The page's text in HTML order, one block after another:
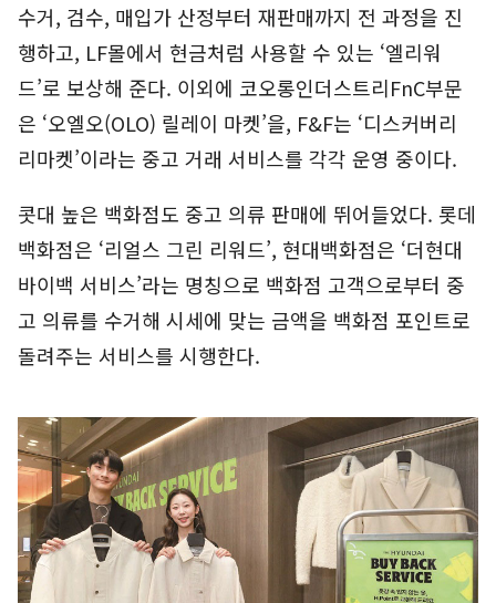
수거, 검수, 매입가 산정부터 재판매까지 전 과정을 진
행하고, LF몰에서 현금처럼 사용할 수 있는 ‘엘리워
드’로 보상해 준다. 이외에 코오롱인더스트리FnC부문
은 ‘오엘오(OLO) 릴레이 마켓’을, F&F는 ‘디스커버리
리마켓’이라는 중고 거래 서비스를 각각 운영 중이다.
콧대 높은 백화점도 중고 의류 판매에 뛰어들었다. 롯데
백화점은 ‘리얼스 그린 리워드’, 현대백화점은 ‘더현대
바이백 서비스’라는 명칭으로 백화점 고객으로부터 중
고 의류를 수거해 시세에 맞는 금액을 백화점 포인트로
돌려주는 서비스를 시행한다.